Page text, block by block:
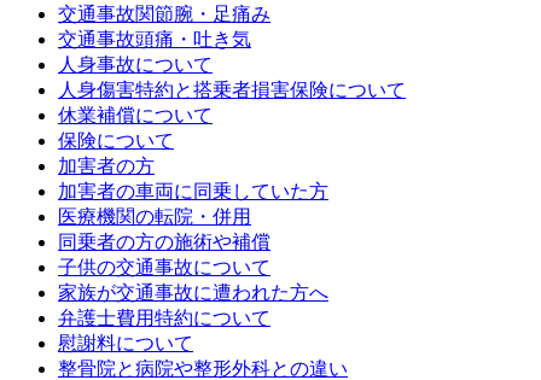
交通事故関節腕・足痛み
交通事故頭痛・吐き気
人身事故について
人身傷害特約と搭乗者損害保険について
休業補償について
保険について
加害者の方
加害者の車両に同乗していた方
医療機関の転院・併用
同乗者の方の施術や補償
子供の交通事故について
家族が交通事故に遭われた方へ
弁護士費用特約について
慰謝料について
整骨院と病院や整形外科との違い